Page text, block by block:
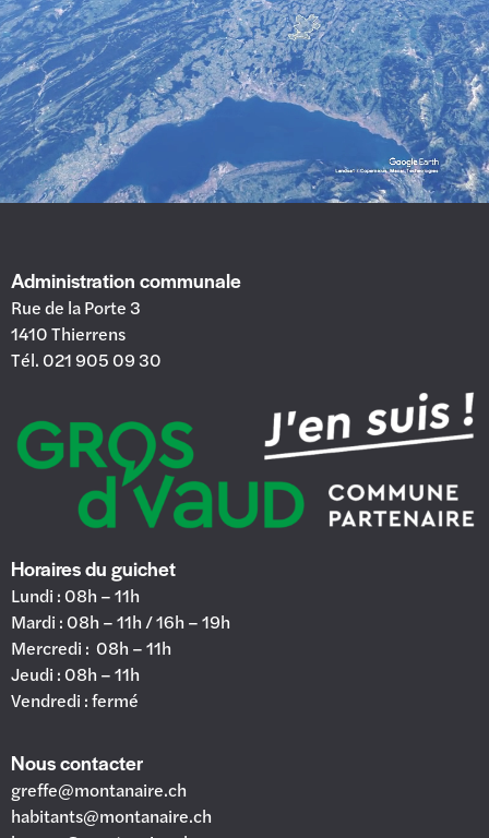
Administration communale
Rue de la Porte 3
1410 Thierrens
Tél. 021 905 09 30
Horaires du guichet
Lundi : 08h – 11h
Mardi : 08h – 11h / 16h – 19h
Mercredi : 08h – 11h
Jeudi : 08h – 11h
Vendredi : fermé
Nous contacter
greffe@montanaire.ch
habitants@montanaire.ch